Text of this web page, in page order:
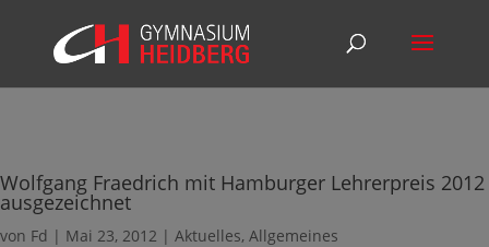
Wolfgang Fraedrich mit Hamburger Lehrerpreis 2012
ausgezeichnet
von Fd | Mai 23, 2012 | Aktuelles, Allgemeines